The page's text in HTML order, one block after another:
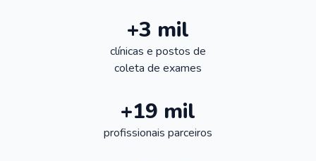
+3 mil
clínicas e postos de
coleta de exames
+19 mil
profissionais parceiros